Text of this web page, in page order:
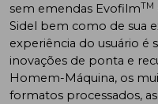
sem emendas EvofilmTM
Sidel bem como de sua
experiência do usuário é
inovações de ponta e
Homem-Máquina, os
formatos processados,